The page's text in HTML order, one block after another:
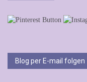
Blog per E-mail folgen